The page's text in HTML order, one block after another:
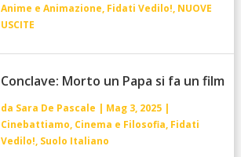
Anime e Animazione, Fidati Vedilo!, NUOVE
USCITE
Conclave: Morto un Papa si fa un film
da Sara De Pascale | Mag 3, 2025|
Cinebattiamo, Cinema e Filosofia, Fidati
Vedilo!, Suolo Italiano